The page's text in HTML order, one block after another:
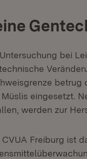
bei
betrug
eingesetzt.
werden zur
CVUA Freiburg ist